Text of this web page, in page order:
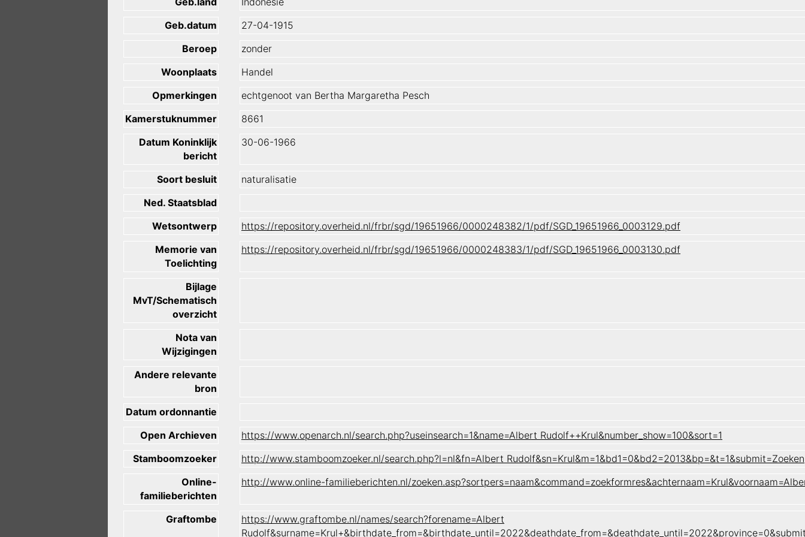
Geb.datum
27-04-1915
Beroep
zonder
Woonplaats
Handel
Opmerkingen
echtgenoot van Bertha Margaretha Pesch
Kamerstuknummer
8661
Datum Koninklijk
bericht
30-06-1966
Soort besluit
naturalisatie
Ned. Staatsblad
Wetsontwerp
https://repository.overheid.nl/frbr/sgd/19651966/0000248382/1/pdf/SGD_19651966_0003129.pdf
Memorie van
Toelichting
https://repository.overheid.nl/frbr/sgd/19651966/0000248383/1/pdf/SGD_19651966_0003130.pdf
Bijlage
MvT/Schematisch
overzicht
Nota van
Wijzigingen
Andere relevante
bron
Datum ordonnantie
Open Archieven
https://www.openarch.nl/search.php?useinsearch=1&name=Albert Rudolf++Krul&number_show=100&sort=1
Stamboomzoeker
http://www.stamboomzoeker.nl/search.php?l=nl&fn=Albert Rudolf&sn=Krul&m=1&bd1=0&bd2=2013&bp=&t=1&submit=Zoeken
Online-
familieberichten
http://www.online-familieberichten.nl/
Graftombe
https://www.graftombe.nl/names/search?forename=Albert